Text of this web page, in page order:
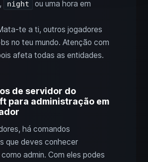
, night
ou uma hora em
a ti, outros jogadores
no teu mundo. Atenção com
afeta todas as entidades.
de servidor do
para administração em
há comandos
que deves conhecer
admin. Com eles podes